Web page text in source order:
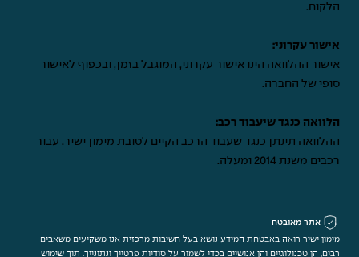
הלקוח.
אישור עקרוני:
אישור ההלוואה הינו אישור עקרוני, המוגבל בזמן, ובכפוף לאישור
סופי של החברה.
הלוואה כנגד שיעבוד רכב:
ההלוואה תינתן כנגד שעבוד הרכב הקיים לטובת מימון ישיר. עבור
רכבים משנת 2014 ומעלה.
אתר מאובטח
מימון ישיר רואה באבטחת המידע נושא בעל חשיבות מרכזית אנו משקיעים משאבים
רבים, הן טכנולוגיים והן אנושיים בכדי לשמור על סודיות פרטייך ונתונייך. תוך שימוש